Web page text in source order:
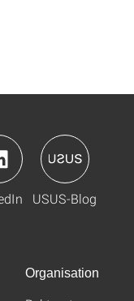
USUS-Blog
Organisation